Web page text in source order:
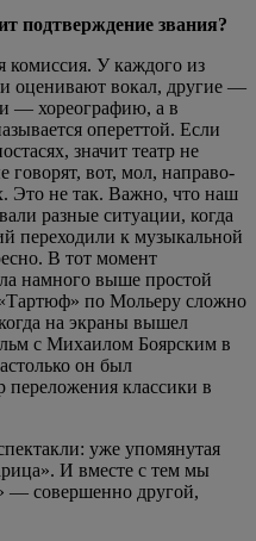
подтверждение звания?
У каждого из
оценивают вокал, другие —
— хореографию, а в
опереттой. Если
значит театр не
говорят, вот, мол, направо-
Это не так. Важно, что наш
разные ситуации, когда
переходили к музыкальной
В тот момент
намного выше простой
по Мольеру сложно
на экраны вышел
с Михаилом Боярским в
он был
классики в
уже упомянутая
И вместе с тем мы
— совершенно другой,